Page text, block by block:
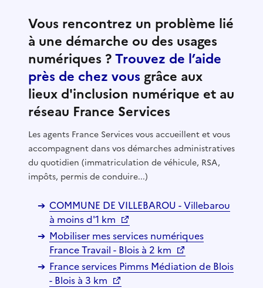
Vous rencontrez un problème lié
à une démarche ou des usages
numériques ?Trouvez de l’aide
près de chez vous grâce aux
lieux d'inclusion numérique et au
réseau France Services
Les agents France Services vous accueillent et vous
accompagnent dans vos démarches administratives
du quotidien (immatriculation de véhicule, RSA,
impôts, permis de conduire...)
COMMUNE DE VILLEBAROU - Villebarou
à moins d'1 km
Mobiliser mes services numériques
France Travail - Blois à 2 km
France services Pimms Médiation de Blois
- Blois à 3 km